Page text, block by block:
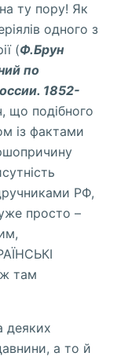
ту пору! Як
одного з
(Ф.Брун
по
1852-
що подібного
iз фактами
РФ,
просто –
там
деяких
а то й